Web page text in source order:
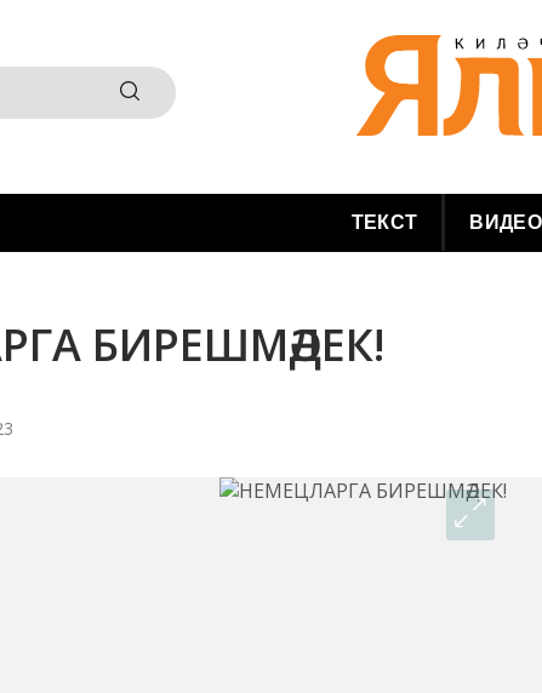
ТЕКСТ ВИДЕО
БИРЕШМӘДЕК!